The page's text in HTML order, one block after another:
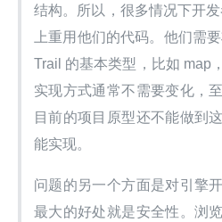
结构。所以，很多情况下开
上重用他们的代码。他们需
Trail 的基本类型，比如 map
实现方式通常不需要变化，
目前的项目原型还不能做到
能实现。
问题的另一个方面是对引擎
最大的好处就是安全性。浏